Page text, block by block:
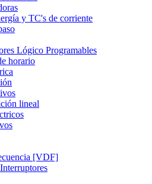
y TC's de corriente
Lógico Programables
horario
lineal
[VDF]